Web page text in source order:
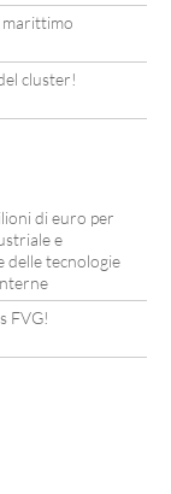
cluster!
di euro per
e
delle tecnologie
FVG!